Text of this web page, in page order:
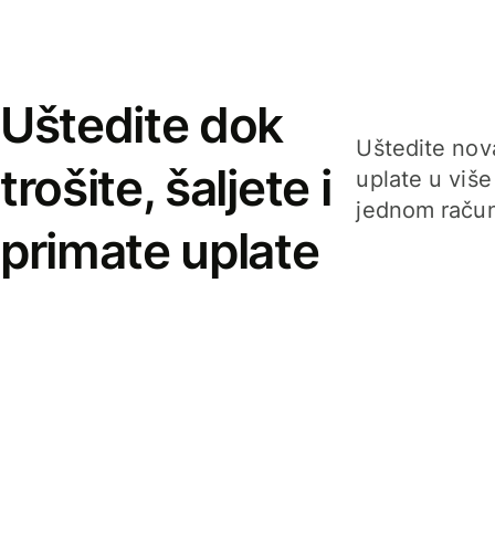
Uštedite dok
trošite, šaljete i
primate uplate
Uštedite
uplate u
jednom